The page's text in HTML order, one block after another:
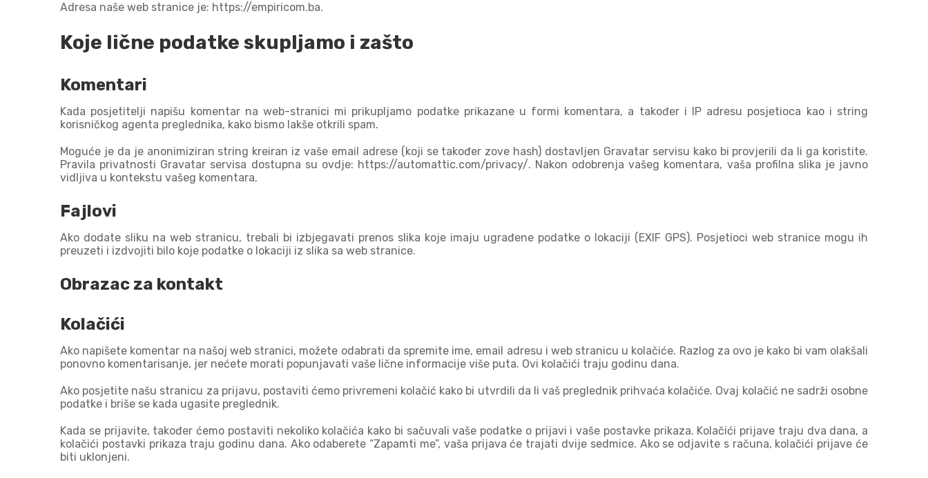
Adresa naše web stranice je: https://empiricom.ba.
Koje lične podatke skupljamo i zašto
Komentari
Kada posjetitelji napišu komentar na web-stranici mi prikupljamo podatke prikazane u formi komentara, a također i IP adresu posjetioca kao i string
korisničkog agenta preglednika, kako bismo lakše otkrili spam.
Moguće je da je anonimiziran string kreiran iz vaše email adrese (koji se također zove hash) dostavljen Gravatar servisu kako bi provjerili da li ga koristite.
Pravila privatnosti Gravatar servisa dostupna su ovdje: https://automattic.com/privacy/. Nakon odobrenja vašeg komentara, vaša profilna slika je javno
vidljiva u kontekstu vašeg komentara.
Fajlovi
Ako dodate sliku na web stranicu, trebali bi izbjegavati prenos slika koje imaju ugrađene podatke o lokaciji (EXIF GPS). Posjetioci web stranice mogu ih
preuzeti i izdvojiti bilo koje podatke o lokaciji iz slika sa web stranice.
Obrazac za kontakt
Kolačići
Ako napišete komentar na našoj web stranici, možete odabrati da spremite ime, email adresu i web stranicu u kolačiće. Razlog za ovo je kako bi vam olakšali
ponovno komentarisanje, jer nećete morati popunjavati vaše lične informacije više puta. Ovi kolačići traju godinu dana.
Ako posjetite našu stranicu za prijavu, postaviti ćemo privremeni kolačić kako bi utvrdili da li vaš preglednik prihvaća kolačiće. Ovaj kolačić ne sadrži osobne
podatke i briše se kada ugasite preglednik.
Kada se prijavite, također ćemo postaviti nekoliko kolačića kako bi sačuvali vaše podatke o prijavi i vaše postavke prikaza. Kolačići prijave traju dva dana, a
kolačići postavki prikaza traju godinu dana. Ako odaberete “Zapamti me”, vaša prijava će trajati dvije sedmice. Ako se odjavite s računa, kolačići prijave će
biti uklonjeni.